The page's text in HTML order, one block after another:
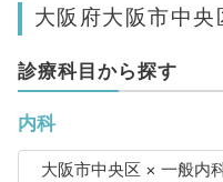
大阪府大阪市中
診療科目から探す
内科
大阪市中央区 × 一般内